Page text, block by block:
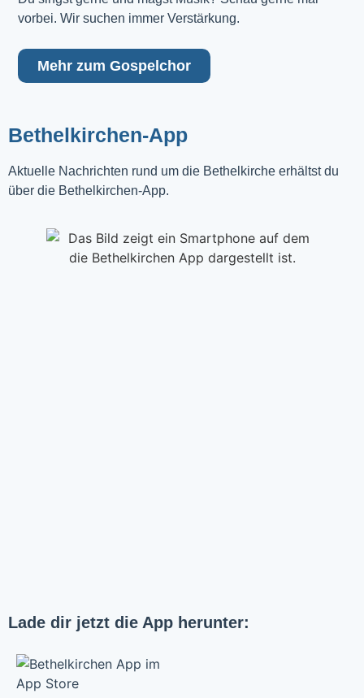
vorbei. Wir suchen immer Verstärkung.
Mehr zum Gospelchor
Bethelkirchen-App
Aktuelle Nachrichten rund um die Bethelkirche erhältst du
über die Bethelkirchen-App.
Lade dir jetzt die App herunter: